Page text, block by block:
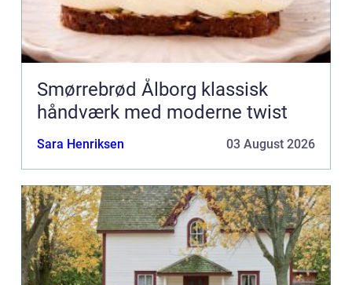
Smørrebrød Ålborg klassisk
håndværk med moderne twist
Sara Henriksen 03 August 2026